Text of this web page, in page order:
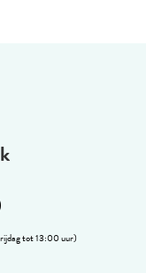
tot 13:00 uur)